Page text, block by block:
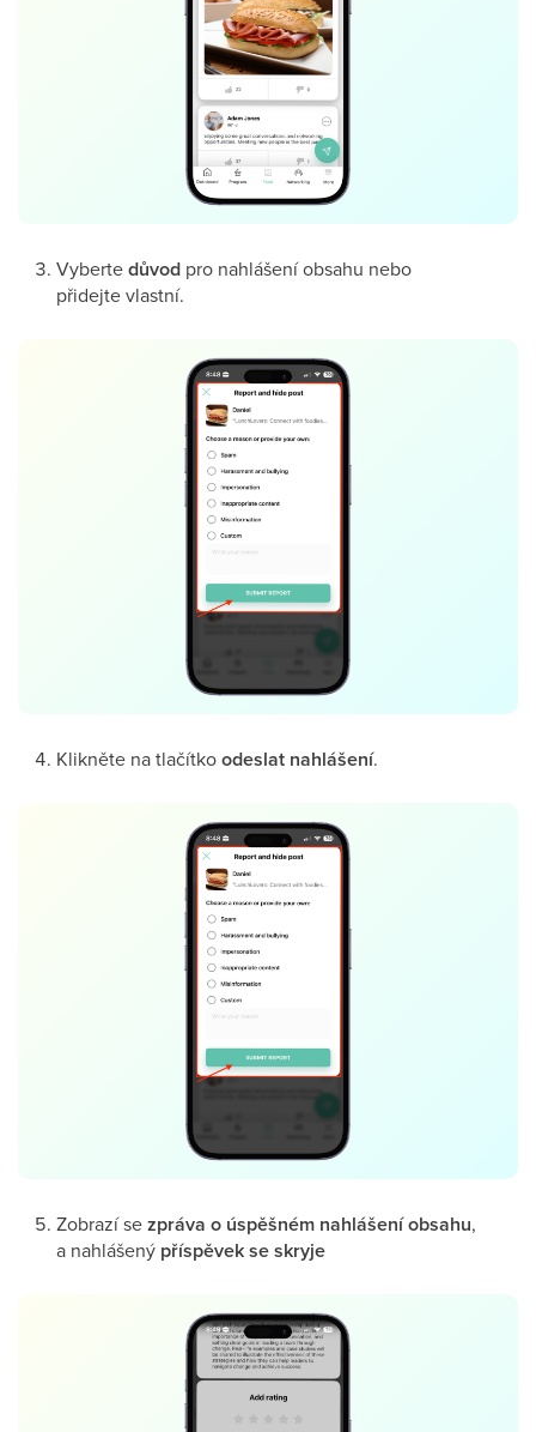
Vybertedůvod pro nahlášení obsahu nebo
přidejte vlastní.
Klikněte na tlačítkoodeslat nahlášení.
Zobrazí sezpráva o úspěšném nahlášení obsahu,
a nahlášený příspěvek se skryje